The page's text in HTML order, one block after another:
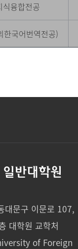
식융합전공
한국어번역전공)
일반대학원
대문구 이문로 107,
대학원 교학처
of Foreign